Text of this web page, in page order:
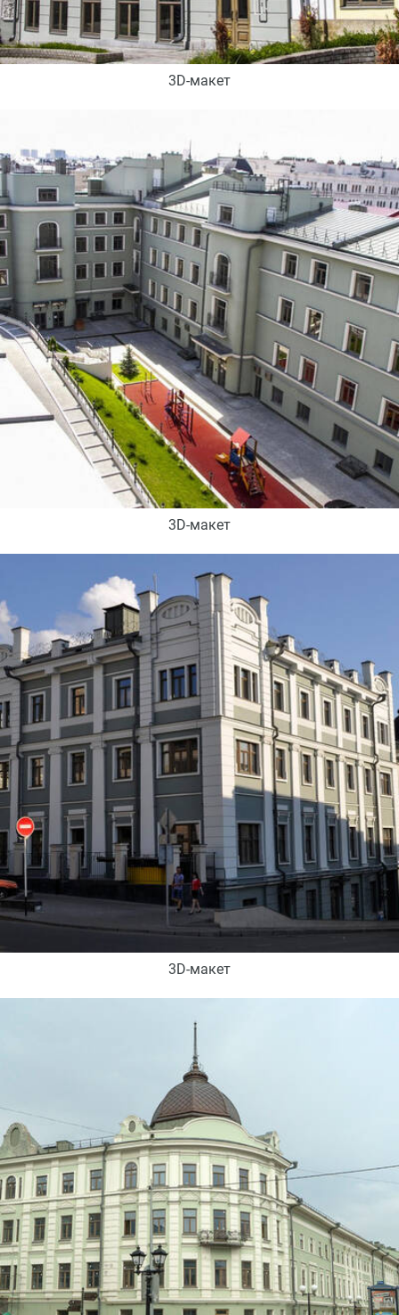
3D-макет
3D-макет
3D-макет